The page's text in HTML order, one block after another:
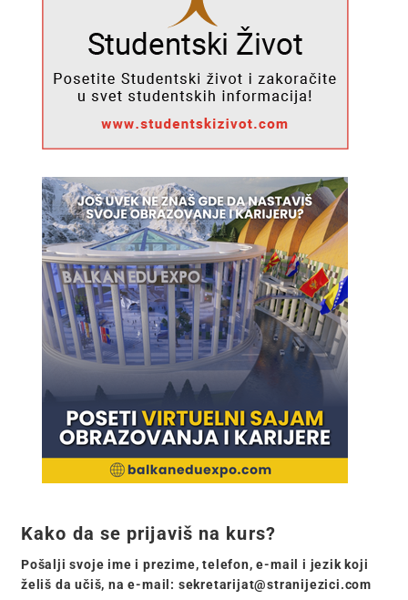
Kako da se prijaviš na kurs?
Pošalji svoje ime i prezime, telefon, e-mail i jezik koji
želiš da učiš,na e-mail: sekretarijat@stranijezici.com